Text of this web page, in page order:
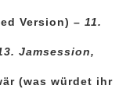
Version) –11.
Jamsession,
(was würdet ihr